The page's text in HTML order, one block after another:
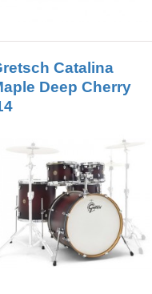
Catalina
Deep Cherry